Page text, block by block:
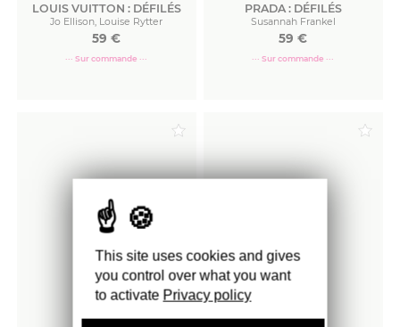
LOUIS VUITTON : DÉFILÉS
Jo Ellison, Louise Rytter
59€
··· Sur commande ···
PRADA : DÉFILÉS
Susannah Frankel
59€
··· Sur commande ···
This site uses cookies and gives
you control over what you want
to activate Privacy policy